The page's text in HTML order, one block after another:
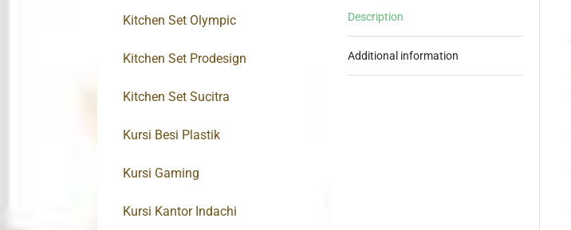
Description
Additional information
Kitchen Set Olympic
Kitchen Set Prodesign
Kitchen Set Sucitra
Kursi Besi Plastik
Kursi Gaming
Kursi Kantor Indachi